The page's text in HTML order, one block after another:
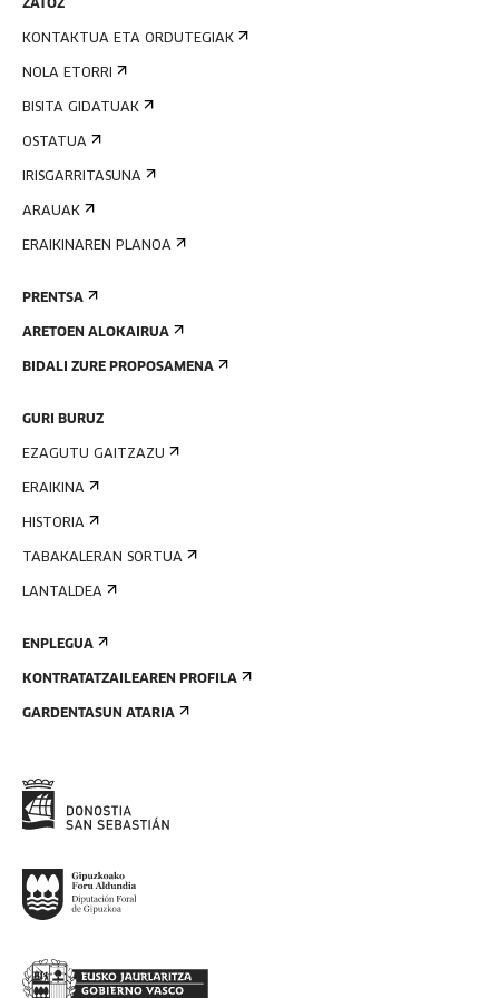
ZATOZ
KONTAKTUA ETA ORDUTEGIAK
NOLA ETORRI
BISITA GIDATUAK
OSTATUA
IRISGARRITASUNA
ARAUAK
ERAIKINAREN PLANOA
PRENTSA
ARETOEN ALOKAIRUA
BIDALI ZURE PROPOSAMENA
GURI BURUZ
EZAGUTU GAITZAZU
ERAIKINA
HISTORIA
TABAKALERAN SORTUA
LANTALDEA
ENPLEGUA
KONTRATATZAILEAREN PROFILA
GARDENTASUN ATARIA